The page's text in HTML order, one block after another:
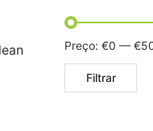
Filtrar
Preço:€0 —